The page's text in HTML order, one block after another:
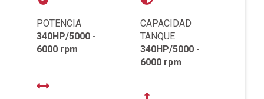
POTENCIA
340HP/5000 -
6000 rpm
CAPACIDAD
TANQUE
340HP/5000 -
6000 rpm